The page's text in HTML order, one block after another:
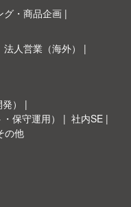
グ・商品企画
法人営業（海外）
）
保守運用）
社内SE
の他